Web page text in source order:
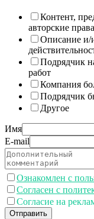
Контент,
авторские права
Описание и/
Подрядчик
работ
Компания
Подрядчик
Другое
Имя
E-mail
Ознакомлен с
Согласен с
Согласие на
Отправить